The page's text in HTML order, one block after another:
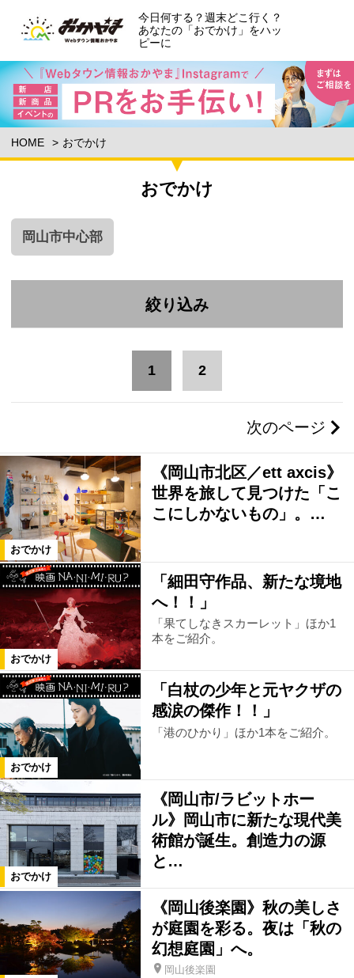
今日何する？週末どこ行く？
あなたの「おでかけ」をハッ
ピーに
HOME おでかけ
おでかけ
岡山市中心部
絞り込み
岡山県外
井笠エリア
津山・美作エリア 岡山市中心部
岡山県全域
倉敷市郊外・早島町 東備エリア
総社・吉備中央エリア
玉野市エリア
カテゴリ
自然 娯楽施設
絞り込む
1 2
次のページ
おでかけ
《岡山市北区／ett axcis》
世界を旅して見つけた「こ
こにしかないもの」。…
おでかけ
「細田守作品、新たな境地
へ！！」
「果てしなきスカーレット」ほか1
本をご紹介。
おでかけ
「白杖の少年と元ヤクザの
感涙の傑作！！」
「港のひかり」ほか1本をご紹介。
おでかけ
《岡山市/ラビットホー
ル》岡山市に新たな現代美
術館が誕生。創造力の源
と…
《岡山後楽園》秋の美しさ
が庭園を彩る。夜は「秋の
幻想庭園」へ。
岡山後楽園